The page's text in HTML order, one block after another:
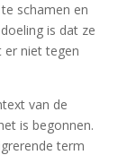
schamen en
is dat ze
er niet tegen
van de
is begonnen.
term